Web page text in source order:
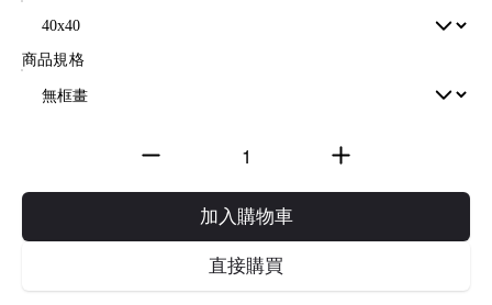
商品規格
加入購物車
直接購買